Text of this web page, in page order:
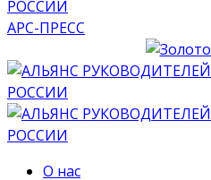
АРС-ПРЕСС
О нас